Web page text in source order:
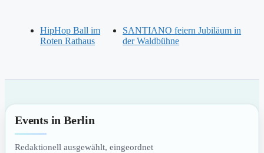
HipHop Ball im
Roten Rathaus
SANTIANO feiern Jubiläum in
der Waldbühne
Events in Berlin
Redaktionell ausgewählt, eingeordnet